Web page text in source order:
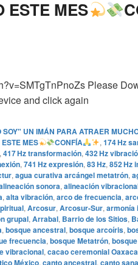
ESTE MES
Please
and click again
SOY" UN IMÁN PARA ATRAER
MES
CONFÍA , 174 Hz
, 417 Hz transformación, 432 Hz
, 741 Hz expresión, 83 Hz, 852 Hz
, agua curativa arcángel metatrón,
sonora, alineación
, alta vibración, arco de frecuencia,
, Arcosur, Arcosur-Sur, armonía
grupal, Arrabal, Barrio de los Sitios,
, bosque ancestral, bosque arcoíris,
frecuencia, bosque Metatrón,
vibracional, cacao ceremonial Oaxaca
México, canto ancestral, canto